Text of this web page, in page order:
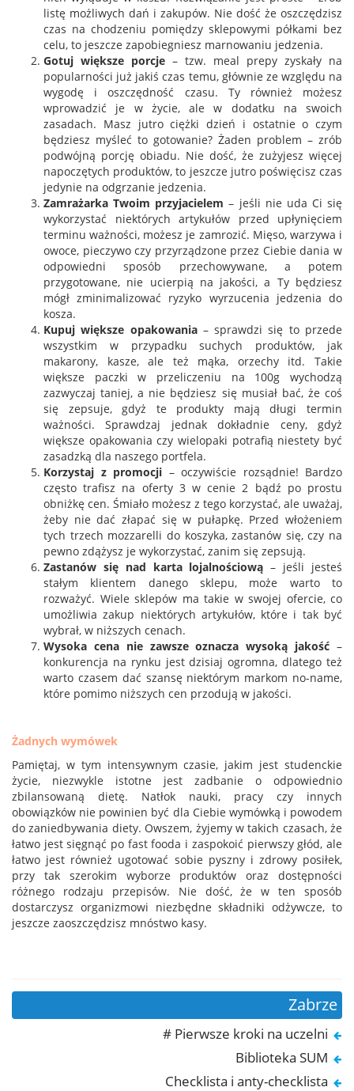
listę możliwych dań i zakupów. Nie dość że oszczędzisz
czas na chodzeniu pomiędzy sklepowymi półkami bez
celu, to jeszcze zapobiegniesz marnowaniu jedzenia.
Gotuj większe porcje – tzw. meal prepy zyskały na
popularności już jakiś czas temu, głównie ze względu na
wygodę i oszczędność czasu. Ty również możesz
wprowadzić je w życie, ale w dodatku na swoich
zasadach. Masz jutro ciężki dzień i ostatnie o czym
będziesz myśleć to gotowanie? Żaden problem – zrób
podwójną porcję obiadu. Nie dość, że zużyjesz więcej
napoczętych produktów, to jeszcze jutro poświęcisz czas
jedynie na odgrzanie jedzenia.
Zamrażarka Twoim przyjacielem – jeśli nie uda Ci się
wykorzystać niektórych artykułów przed upłynięciem
terminu ważności, możesz je zamrozić. Mięso, warzywa i
owoce, pieczywo czy przyrządzone przez Ciebie dania w
odpowiedni sposób przechowywane, a potem
przygotowane, nie ucierpią na jakości, a Ty będziesz
mógł zminimalizować ryzyko wyrzucenia jedzenia do
kosza.
Kupuj większe opakowania– sprawdzi się to przede
wszystkim w przypadku suchych produktów, jak
makarony, kasze, ale też mąka, orzechy itd. Takie
większe paczki w przeliczeniu na 100g wychodzą
zazwyczaj taniej, a nie będziesz się musiał bać, że coś
się zepsuje, gdyż te produkty mają długi termin
ważności. Sprawdzaj jednak dokładnie ceny, gdyż
większe opakowania czy wielopaki potrafią niestety być
zasadzką dla naszego portfela.
Korzystaj z promocji – oczywiście rozsądnie! Bardzo
często trafisz na oferty 3 w cenie 2 bądź po prostu
obniżkę cen. Śmiało możesz z tego korzystać, ale uważaj,
żeby nie dać złapać się w pułapkę. Przed włożeniem
tych trzech mozzarelli do koszyka, zastanów się, czy na
pewno zdążysz je wykorzystać, zanim się zepsują.
Zastanów się nad karta lojalnościową – jeśli jesteś
stałym klientem danego sklepu, może warto to
rozważyć. Wiele sklepów ma takie w swojej ofercie, co
umożliwia zakup niektórych artykułów, które i tak być
wybrał, w niższych cenach.
Wysoka cena nie zawsze oznacza wysoką jakość –
konkurencja na rynku jest dzisiaj ogromna, dlatego też
warto czasem dać szansę niektórym markom no-name,
które pomimo niższych cen przodują w jakości.
Żadnych wymówek
Pamiętaj, w tym intensywnym czasie, jakim jest studenckie
życie, niezwykle istotne jest zadbanie o odpowiednio
zbilansowaną dietę. Natłok nauki, pracy czy innych
obowiązków nie powinien być dla Ciebie wymówką i powodem
do zaniedbywania diety. Owszem, żyjemy w takich czasach, że
łatwo jest sięgnąć po fast fooda i zaspokoić pierwszy głód, ale
łatwo jest również ugotować sobie pyszny i zdrowy posiłek,
przy tak szerokim wyborze produktów oraz dostępności
różnego rodzaju przepisów. Nie dość, że w ten sposób
dostarczysz organizmowi niezbędne składniki odżywcze, to
jeszcze zaoszczędzisz mnóstwo kasy.
Zabrze
# Pierwsze kroki na uczelni
Biblioteka SUM
Checklista i anty-checklista